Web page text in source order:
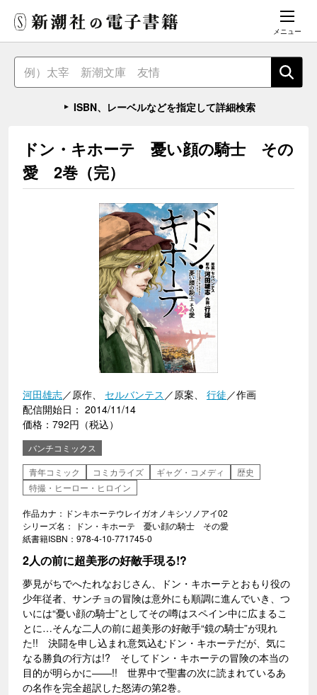
メニュー
ISBN、レーベルなどを指定して詳細検索
ドン・キホーテ 憂い顔の騎士 その
愛 2巻（完）
河田雄志／原作、 セルバンテス ／原案、 行徒／作画
配信開始日： 2014/11/14
価格：792円（税込）
バンチコミックス
青年コミック
コミカライズ ギャグ・コメディ
歴史
特撮・ヒーロー・ヒロイン
作品カナ：ドンキホーテウレイガオノキシソノアイ02
シリーズ名： ドン・キホーテ 憂い顔の騎士 その愛
紙書籍ISBN：978-4-10-771745-0
2人の前に超美形の好敵手現る!?
夢見がちでへたれなおじさん、ドン・キホーテとおもり役の
少年従者、サンチョの冒険は意外にも順調に進んでいき、つ
いには“憂い顔の騎士”としてその噂はスペイン中に広まるこ
とに…そんな二人の前に超美形の好敵手“鏡の騎士”が現れ
た!! 決闘を申し込まれ意気込むドン・キホーテだが、気に
なる勝負の行方は!? そしてドン・キホーテの冒険の本当の
目的が明らかに――!! 世界中で聖書の次に読まれているあ
の名作を完全超訳した怒涛の第2巻。